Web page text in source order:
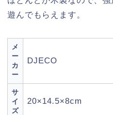
遊んでもらえます。
メ
ー
カ
ー
DJECO
サ
イ
ズ
20×14.5×8cm